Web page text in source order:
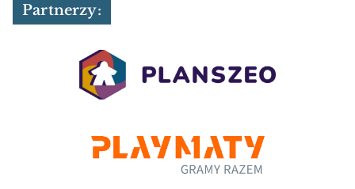
Partnerzy: